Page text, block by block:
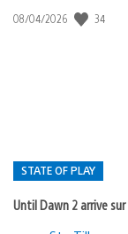
Date
08/04/2026 34
STATE OF PLAY
Until Dawn 2 arrive sur